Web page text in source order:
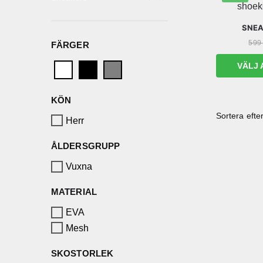
599
VÄLJ
FÄRGER
KÖN
Herr
ÅLDERSGRUPP
Vuxna
MATERIAL
EVA
Mesh
SKOSTORLEK